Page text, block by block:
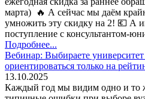
марта) 🔥 А сейчас мы даём
умножить эту скидку на 2! 💶 А
поступление с консультантом-
Подробнее...
Вебинар: Выбираете
ориентироваться только на
13.10.2025
Каждый год мы видим одно и то